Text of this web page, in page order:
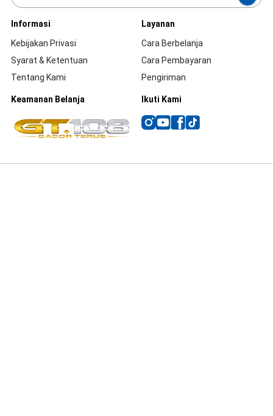
Informasi
Kebijakan Privasi
Syarat & Ketentuan
Tentang Kami
Layanan
Cara Berbelanja
Cara Pembayaran
Pengiriman
Keamanan Belanja Ikuti Kami